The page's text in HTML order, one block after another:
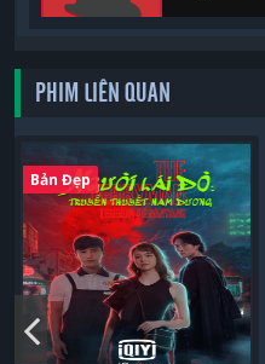
Min Zeng
PHIM LIÊN QUAN
Bản Đẹp